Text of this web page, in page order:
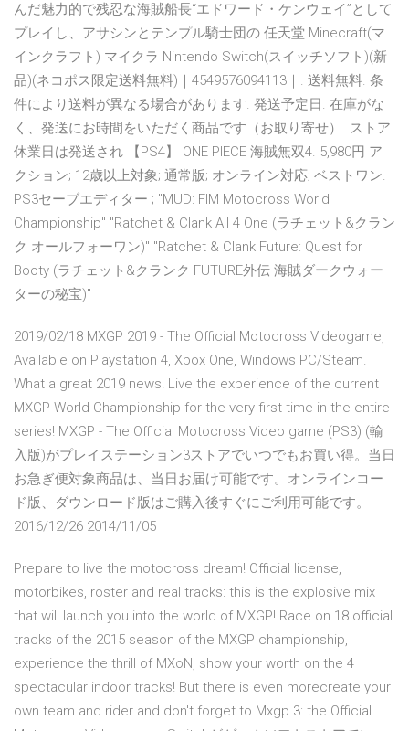
んだ魅力的で残忍な海賊船長“エドワード・ケンウェイ”として
プレイし、アサシンとテンプル騎士団の 任天堂 Minecraft(マ
インクラフト) マイクラ Nintendo Switch(スイッチソフト)(新
品)(ネコポス限定送料無料)｜4549576094113｜. 送料無料. 条
件により送料が異なる場合があります. 発送予定日. 在庫がな
く、発送にお時間をいただく商品です（お取り寄せ）. ストア
休業日は発送され 【PS4】 ONE PIECE 海賊無双4. 5,980円 ア
クション; 12歳以上対象; 通常版; オンライン対応; ベストワン.
PS3セーブエディター ; "MUD: FIM Motocross World
Championship" "Ratchet & Clank All 4 One (ラチェット&クラン
ク オールフォーワン)" "Ratchet & Clank Future: Quest for
Booty (ラチェット&クランク FUTURE外伝 海賊ダークウォー
ターの秘宝)"
2019/02/18 MXGP 2019 - The Official Motocross Videogame,
Available on Playstation 4, Xbox One, Windows PC/Steam.
What a great 2019 news! Live the experience of the current
MXGP World Championship for the very first time in the entire
series! MXGP - The Official Motocross Video game (PS3) (輸
入版)がプレイステーション3ストアでいつでもお買い得。当日
お急ぎ便対象商品は、当日お届け可能です。オンラインコー
ド版、ダウンロード版はご購入後すぐにご利用可能です。
2016/12/26 2014/11/05
Prepare to live the motocross dream! Official license,
motorbikes, roster and real tracks: this is the explosive mix
that will launch you into the world of MXGP! Race on 18 official
tracks of the 2015 season of the MXGP championship,
experience the thrill of MXoN, show your worth on the 4
spectacular indoor tracks! But there is even morecreate your
own team and rider and don't forget to Mxgp 3: the Official